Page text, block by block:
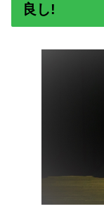
良し!